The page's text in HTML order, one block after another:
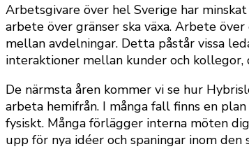
Arbetsgivare över hel Sverige har
arbete över gränser ska växa. Arbete
mellan avdelningar. Detta påstår vissa
interaktioner mellan kunder och
De närmsta åren kommer vi se hur
arbeta hemifrån. I många fall finns en
fysiskt. Många förlägger interna möten
upp för nya idéer och spaningar inom